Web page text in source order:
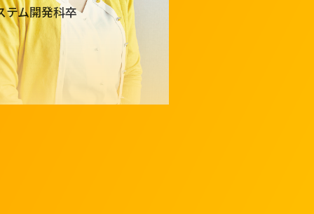
テム開発科卒